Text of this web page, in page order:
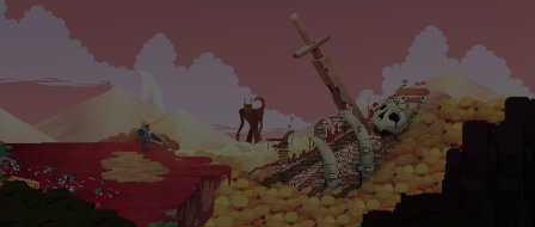
puesto especial énfasis en los aspectos relacionados con la
construcción de bases. Al completar misiones y acumular
recursos, reconstruimos gradualmente las estructuras dañadas
para desbloquear nuevos tipos de súbditos, nuevas estaciones de
mejora, nuevos mercaderes y más formas de ajustar todo a
nuestro estilo de juego preferido. Undead Horde 2 es un juego
premium de 10,99 $ sin anuncios ni iAP. Esta secuela es más
grande y mejor en todos los aspectos, así que si te gustó el primer
juego, es probable que te encante.